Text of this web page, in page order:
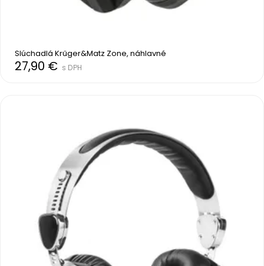
Slúchadlá Krűger&Matz Zone, náhlavné
27,90 € s DPH